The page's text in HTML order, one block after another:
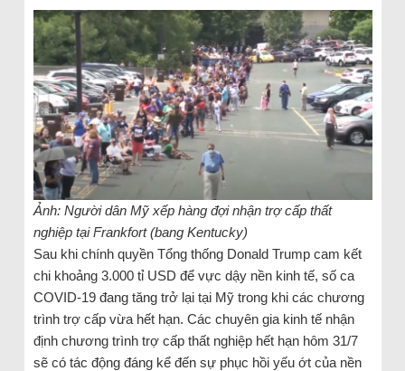
Ảnh: Người dân Mỹ xếp hàng đợi nhận trợ cấp thất
nghiệp tại Frankfort (bang Kentucky)
Sau khi chính quyền Tổng thống Donald Trump cam kết
chi khoảng 3.000 tỉ USD để vực dậy nền kinh tế, số ca
COVID-19 đang tăng trở lại tại Mỹ trong khi các chương
trình trợ cấp vừa hết hạn. Các chuyên gia kinh tế nhận
định chương trình trợ cấp thất nghiệp hết hạn hôm 31/7
sẽ có tác động đáng kể đến sự phục hồi yếu ớt của nền